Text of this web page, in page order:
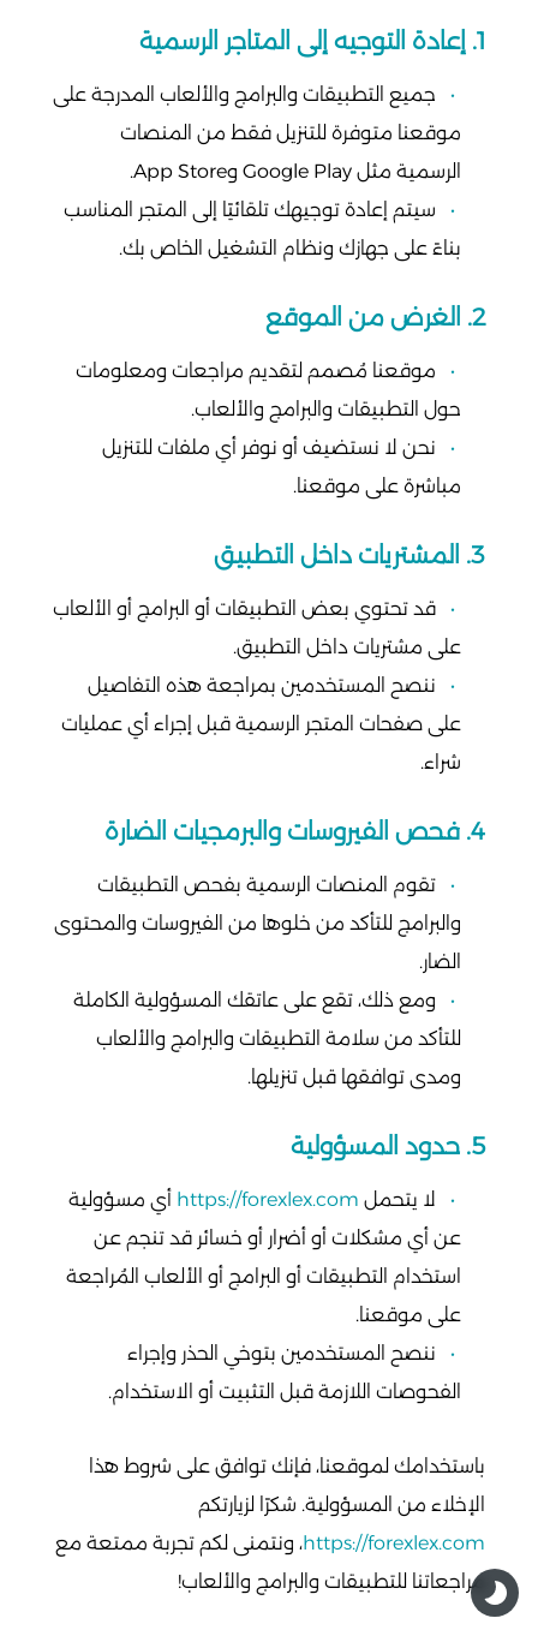
1. إعادة التوجيه إلى المتاجر الرسمية
جميع التطبيقات والبرامج والألعاب المدرجة على
موقعنا متوفرة للتنزيل فقط من المنصات
الرسمية مثل Google Play وApp Store.
سيتم إعادة توجيهك تلقائيًا إلى المتجر المناسب
بناءً على جهازك ونظام التشغيل الخاص بك.
2. الغرض من الموقع
موقعنا مُصمم لتقديم مراجعات ومعلومات
حول التطبيقات والبرامج والألعاب.
نحن لا نستضيف أو نوفر أي ملفات للتنزيل
مباشرة على موقعنا.
3. المشتريات داخل التطبيق
قد تحتوي بعض التطبيقات أو البرامج أو الألعاب
على مشتريات داخل التطبيق.
ننصح المستخدمين بمراجعة هذه التفاصيل
على صفحات المتجر الرسمية قبل إجراء أي عمليات
شراء.
4. فحص الفيروسات والبرمجيات الضارة
تقوم المنصات الرسمية بفحص التطبيقات
والبرامج للتأكد من خلوها من الفيروسات والمحتوى
الضار.
ومع ذلك، تقع على عاتقك المسؤولية الكاملة
للتأكد من سلامة التطبيقات والبرامج والألعاب
ومدى توافقها قبل تنزيلها.
5. حدود المسؤولية
لا يتحمل https://forexlex.com أي مسؤولية
عن أي مشكلات أو أضرار أو خسائر قد تنجم عن
استخدام التطبيقات أو البرامج أو الألعاب المُراجعة
على موقعنا.
ننصح المستخدمين بتوخي الحذر وإجراء
الفحوصات اللازمة قبل التثبيت أو الاستخدام.
باستخدامك لموقعنا، فإنك توافق على شروط هذا
الإخلاء من المسؤولية. شكرًا لزيارتكم
https://forexlex.com، ونتمنى لكم تجربة ممتعة مع
مراجعاتنا للتطبيقات والبرامج والألعاب!